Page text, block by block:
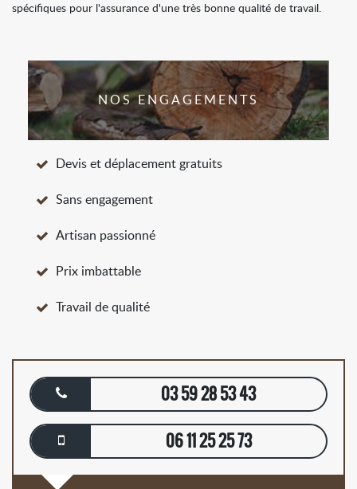
spécifiques pour l'assurance d'une très bonne qualité de travail.
NOS ENGAGEMENTS
Devis et déplacement gratuits
Sans engagement
Artisan passionné
Prix imbattable
Travail de qualité
03 59 28 53 43
06 11 25 25 73